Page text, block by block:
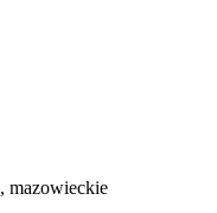
, mazowieckie